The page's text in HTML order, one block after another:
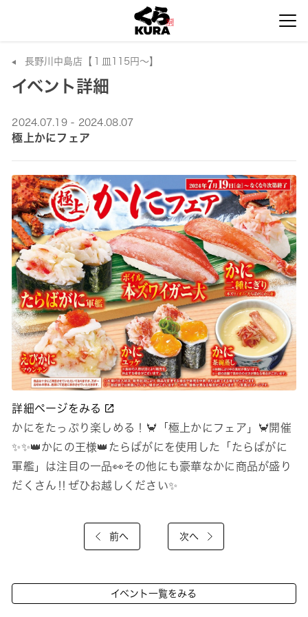
長野川中島店【１皿115円～】
イベント詳細
2024.07.19 - 2024.08.07
極上かにフェア
詳細ページをみる
かにをたっぷり楽しめる！🦀「極上かにフェア」🦀開催
✨✨👑かにの王様👑たらばがにを使用した「たらばがに
軍艦」は注目の一品👀その他にも豪華なかに商品が盛り
だくさん‼ぜひお越しください✨
前へ 次へ
イベント一覧をみる